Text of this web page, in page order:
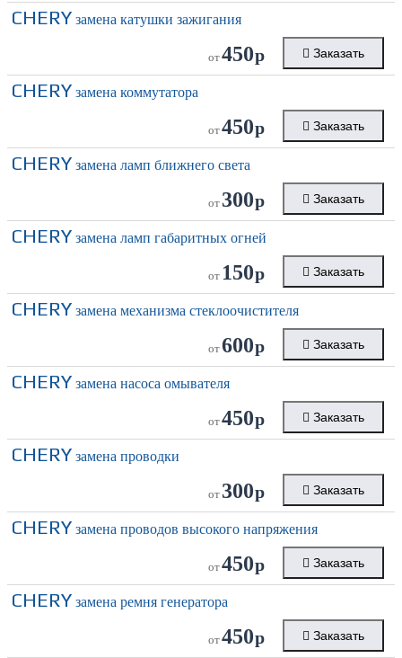
CHERY замена катушки зажигания
от450р Заказать
CHERY замена коммутатора
от450р Заказать
CHERY замена ламп ближнего света
от 300р Заказать
CHERY замена ламп габаритных огней
от 150р Заказать
CHERY замена механизма стеклоочистителя
от600р Заказать
CHERY замена насоса омывателя
от450р Заказать
CHERY замена проводки
от 300р Заказать
CHERY замена проводов высокого напряжения
от450р Заказать
CHERY замена ремня генератора
от450р Заказать